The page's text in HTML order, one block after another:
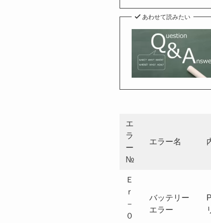
あわせて読みたい
エ
ラ
ー
№
エラー名
Ｅ
ｒ
－
０
バッテリー
エラー